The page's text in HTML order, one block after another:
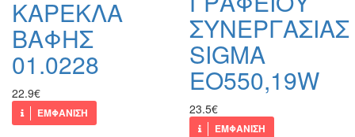
ΚΑΡΕΚΛΑ
ΒΑΦΗΣ
01.0228
22.9€
ΕΜΦΑΝΙΣΗ
ΣΥΝΕΡΓΑΣΙΑΣ
SIGMA
ΕΟ550,19W
23.5€
ΕΜΦΑΝΙΣΗ